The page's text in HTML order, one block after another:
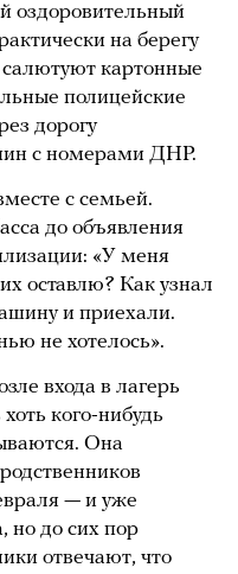
оздоровительный
на берегу
картонные
полицейские
дорогу
с номерами ДНР.
с семьей.
до объявления
«У меня
оставлю? Как узнал
и приехали.
не хотелось».
входа в лагерь
кого-нибудь
Она
— и уже
но до сих пор
отвечают, что